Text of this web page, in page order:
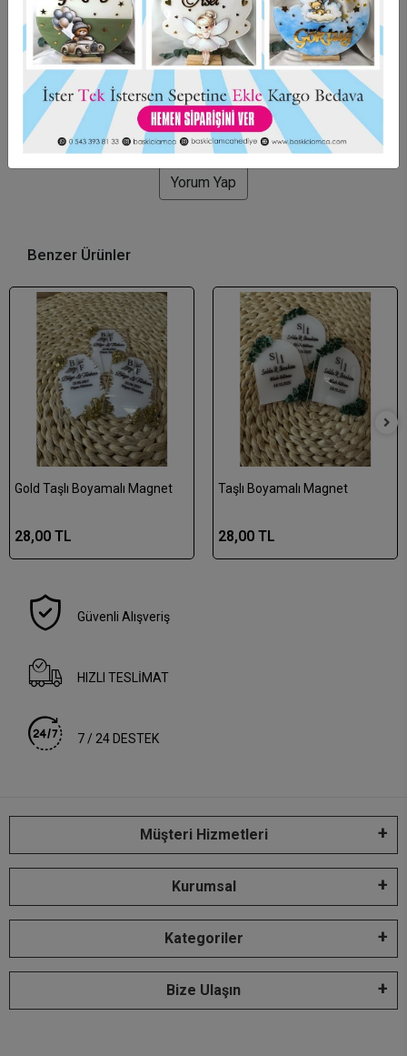
Bu ürün için henüz yorum yapılmadı.
Yorum Yap
Benzer Ürünler
Gold Taşlı Boyamalı Magnet
28,00 TL
Taşlı Boyamalı Magnet
28,00 TL
Güvenli Alışveriş
HIZLI TESLİMAT
7 / 24 DESTEK
Müşteri Hizmetleri
Kurumsal
Kategoriler
Bize Ulaşın